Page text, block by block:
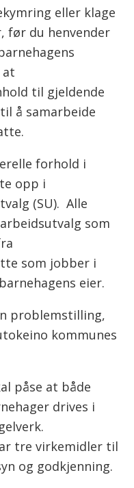
eller klage
før du henvender
at
til gjeldende
å samarbeide
forhold i
opp i
(SU). Alle
som
som jobber i
eier.
problemstilling,
kommunes
påse at både
drives i
tre virkemidler til
og godkjenning.